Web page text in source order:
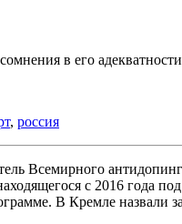
в его адекватности
, россия
Всемирного
с 2016
В Кремле назвали